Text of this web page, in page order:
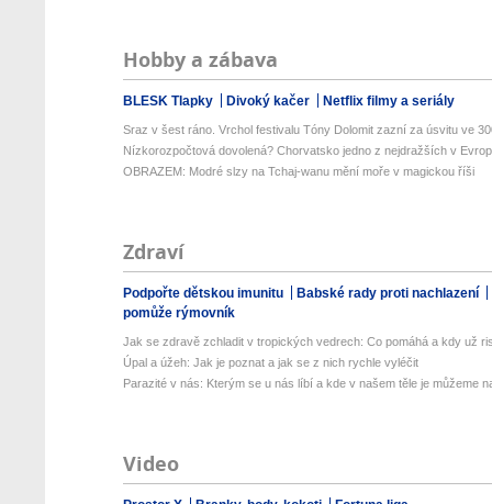
Hobby a zábava
BLESK Tlapky Divoký kačer Netflix filmy a seriály
Sraz v šest ráno. Vrchol festivalu Tóny Dolomit zazní za úsvitu ve
Nízkorozpočtová dovolená? Chorvatsko jedno z nejdražších v
OBRAZEM: Modré slzy na Tchaj-wanu mění moře v magickou říši
Zdraví
Podpořte dětskou imunitu
Babské rady proti nachlazení
pomůže rýmovník
Jak se zdravě zchladit v tropických vedrech: Co pomáhá a kdy už
Úpal a úžeh: Jak je poznat a jak se z nich rychle vyléčit
Parazité v nás: Kterým se u nás líbí a kde v našem těle je můžeme
Video